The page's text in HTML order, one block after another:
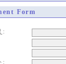
Form
:
: